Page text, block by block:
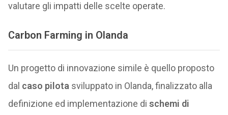
valutare gli impatti delle scelte operate.
Carbon Farming in Olanda
Un progetto di innovazione simile è quello proposto
dal caso pilota sviluppato in Olanda, finalizzato alla
definizione ed implementazione di schemi di